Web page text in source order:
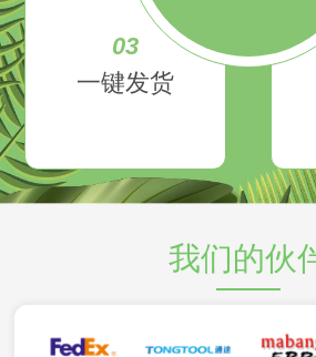
03
一键发货
我们的伙